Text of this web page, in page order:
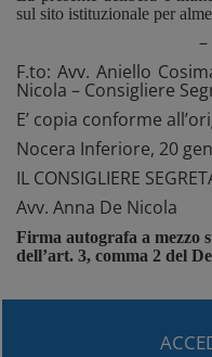
sul sito istituzionale per
F.to: Avv. Aniello
Nicola – Consigliere
E’ copia conforme
Nocera Inferiore, 20
IL CONSIGLIERE
Avv. Anna De Nicola
Firma autografa a mezzo
dell’art. 3, comma 2 del